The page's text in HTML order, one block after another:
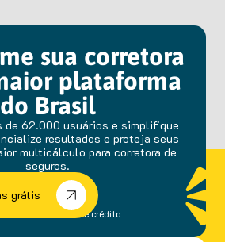
sua corretora
plataforma
do Brasil
de 62.000 usuários e simplifique
resultados e proteja seus
multicálculo para corretora de
seguros.
grátis
e cartão de crédito